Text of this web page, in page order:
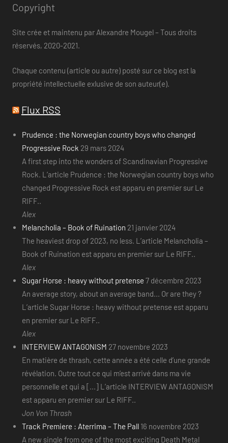
Copyright
Site crée et maintenu par Alexandre Mougel – Tous droits
réservés, 2020-2021.
Chaque contenu (article ou autre) posté sur ce blog est la
propriété intellectuelle exlusive de son auteur(e).
Flux RSS
Prudence : the Norwegian country boys who changed
Progressive Rock 29 mars 2024
A first step into the wonders of Scandinavian Progressive
Rock. L’article Prudence : the Norwegian country boys who
changed Progressive Rock est apparu en premier sur Le
RIFF..
Alex
Melancholia – Book of Ruination 21 janvier 2024
The heaviest drop of 2023, no less. L’article Melancholia –
Book of Ruination est apparu en premier sur Le RIFF..
Alex
Sugar Horse : heavy without pretense 7 décembre 2023
An average story, about an average band... Or are they ?
L’article Sugar Horse : heavy without pretense est apparu
en premier sur Le RIFF..
Alex
INTERVIEW ANTAGONISM 27 novembre 2023
En matière de thrash, cette année a été celle d’une grande
révélation. Outre tout ce qui m’est arrivé dans ma vie
personnelle et qui a [...] L’article INTERVIEW ANTAGONISM
est apparu en premier sur Le RIFF..
Jon Von Thrash
Track Premiere : Aterrima – The Pall 16 novembre 2023
A new single from one of the most exciting Death Metal